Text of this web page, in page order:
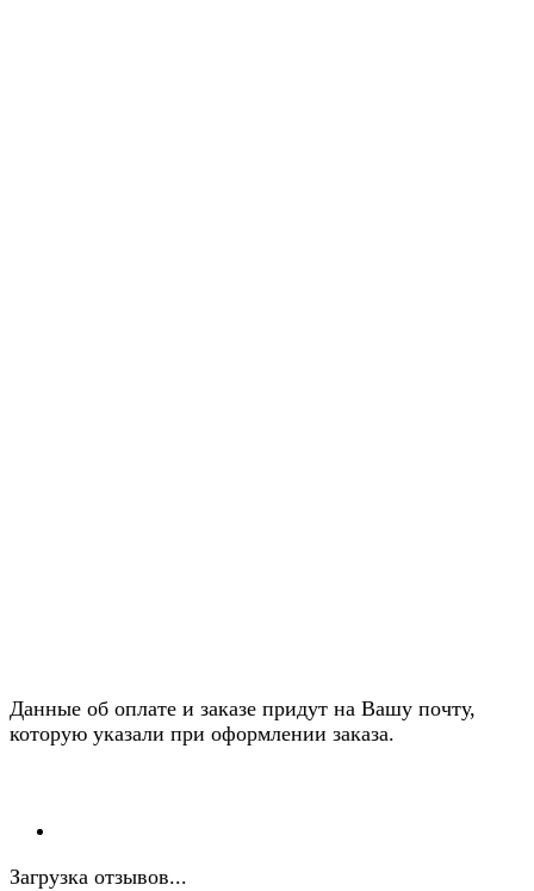
Данные об оплате и заказе придут на Вашу почту,
которую указали при оформлении заказа.
Загрузка отзывов...